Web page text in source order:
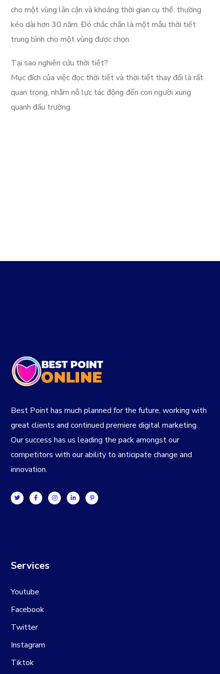
cho một vùng lân cận và khoảng thời gian cụ thể, thường
kéo dài hơn 30 năm. Đó chắc chắn là một mẫu thời tiết
trung bình cho một vùng được chọn.
Tại sao nghiên cứu thời tiết?
Mục đích của việc đọc thời tiết và thời tiết thay đổi là rất
quan trọng, nhằm nỗ lực tác động đến con người xung
quanh đấu trường.
Best Point has much planned for the future, working with
great clients and continued premiere digital marketing.
Our success has us leading the pack amongst our
competitors with our ability to anticipate change and
innovation.
Services
Youtube
Facebook
Twitter
Instagram
Tiktok